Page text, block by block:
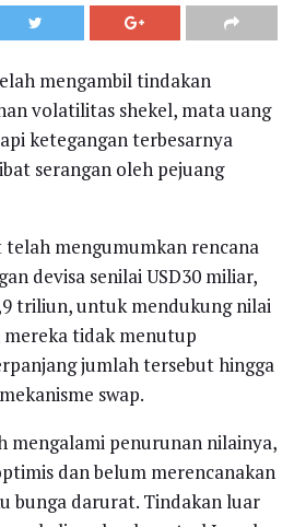
mengambil tindakan
volatilitas shekel, mata uang
ketegangan terbesarnya
serangan oleh pejuang
mengumumkan rencana
devisa senilai USD30 miliar,
triliun, untuk mendukung nilai
mereka tidak menutup
jumlah tersebut hingga
swap.
mengalami penurunan nilainya,
dan belum merencanakan
bunga darurat. Tindakan luar